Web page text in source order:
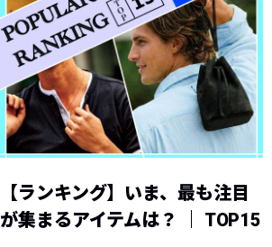
【ランキング】いま、最も注目
が集まるアイテムは？ ｜ TOP15